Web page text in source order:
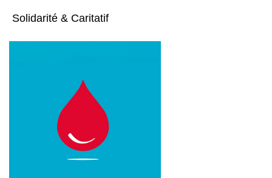
Solidarité & Caritatif